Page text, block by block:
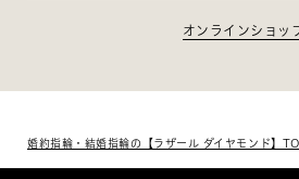
オンラインショッ
婚約指輪・結婚指輪の【ラザール ダイヤモンド】